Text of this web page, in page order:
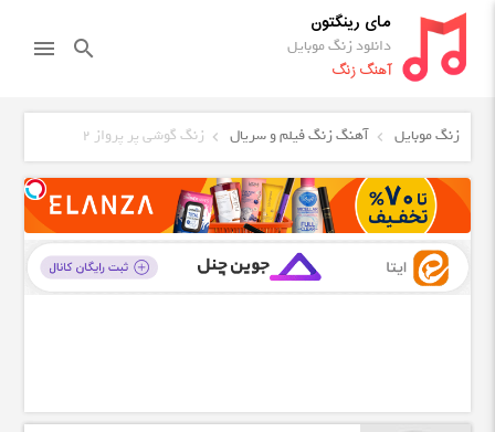
مای رینگتون
دانلود زنگ موبایل
آهنگ زنگ
search
menu
زنگ موبایل آهنگ زنگ فیلم و سریال زنگ گوشی پر پرواز 2